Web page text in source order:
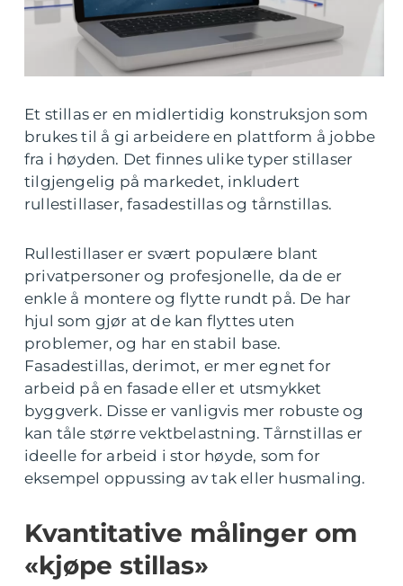
Et stillas er en midlertidig konstruksjon som
brukes til å gi arbeidere en plattform å jobbe
fra i høyden. Det finnes ulike typer stillaser
tilgjengelig på markedet, inkludert
rullestillaser, fasadestillas og tårnstillas.
Rullestillaser er svært populære blant
privatpersoner og profesjonelle, da de er
enkle å montere og flytte rundt på. De har
hjul som gjør at de kan flyttes uten
problemer, og har en stabil base.
Fasadestillas, derimot, er mer egnet for
arbeid på en fasade eller et utsmykket
byggverk. Disse er vanligvis mer robuste og
kan tåle større vektbelastning. Tårnstillas er
ideelle for arbeid i stor høyde, som for
eksempel oppussing av tak eller husmaling.
Kvantitative målinger om
«kjøpe stillas»